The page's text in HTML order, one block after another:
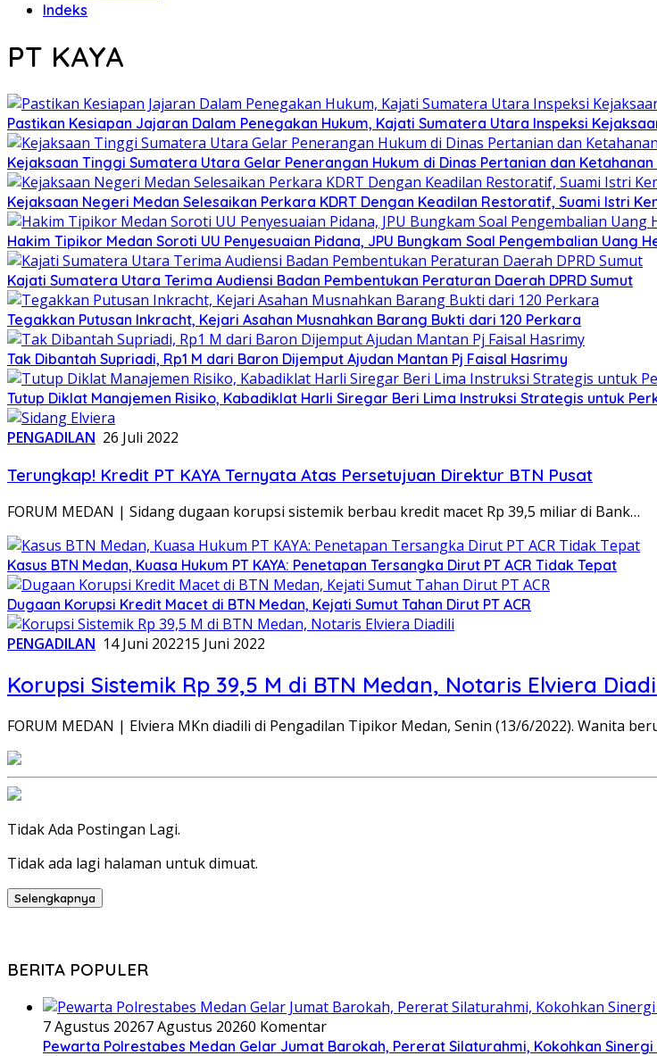
Indeks
PT KAYA
Pastikan Kesiapan Jajaran Dalam Penegakan Hukum, Kajati Sumatera Utara Inspeksi
Kejaksaan Tinggi Sumatera Utara Gelar Penerangan Hukum di Dinas Pertanian dan Ketahanan
Kejaksaan Negeri Medan Selesaikan Perkara KDRT Dengan Keadilan Restoratif, Suami Istri
Hakim Tipikor Medan Soroti UU Penyesuaian Pidana, JPU Bungkam Soal Pengembalian Uang
Kajati Sumatera Utara Terima Audiensi Badan Pembentukan Peraturan Daerah DPRD Sumut
Tegakkan Putusan Inkracht, Kejari Asahan Musnahkan Barang Bukti dari 120 Perkara
Tak Dibantah Supriadi, Rp1 M dari Baron Dijemput Ajudan Mantan Pj Faisal Hasrimy
Tutup Diklat Manajemen Risiko, Kabadiklat Harli Siregar Beri Lima Instruksi Strategis untuk
PENGADILAN 26 Juli 2022
Terungkap! Kredit PT KAYA Ternyata Atas Persetujuan Direktur BTN Pusat
FORUM MEDAN | Sidang dugaan korupsi sistemik berbau kredit macet Rp 39,5 miliar di Bank…
Kasus BTN Medan, Kuasa Hukum PT KAYA: Penetapan Tersangka Dirut PT ACR Tidak Tepat
Dugaan Korupsi Kredit Macet di BTN Medan, Kejati Sumut Tahan Dirut PT ACR
PENGADILAN 14 Juni 202215 Juni 2022
Korupsi Sistemik Rp 39,5 M di BTN Medan, Notaris Elviera
FORUM MEDAN | Elviera MKn diadili di Pengadilan Tipikor Medan, Senin (13/6/2022). Wanita
Tidak Ada Postingan Lagi.
Tidak ada lagi halaman untuk dimuat.
Selengkapnya
BERITA POPULER
7 Agustus 20267 Agustus 20260 Komentar
Pewarta Polrestabes Medan Gelar Jumat Barokah, Pererat Silaturahmi, Kokohkan